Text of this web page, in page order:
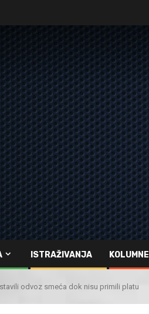
ISTRAŽIVANJA KOLUMNE
odvoz smeća dok nisu primili platu